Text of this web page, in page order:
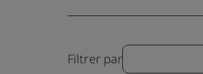
Filtrer par